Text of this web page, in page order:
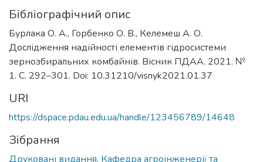
Бібліографічний опис
Бурлака О. А., Горбенко О. В., Келемеш А. О.
Дослідження надійності елементів гідросистеми
зернозбиральних комбайнів. Вісник ПДАА. 2021. №
1. С. 292–301. Doi: 10.31210/visnyk2021.01.37
URI
https://dspace.pdau.edu.ua/handle/123456789/14648
Зібрання
Друковані видання. Кафедра агроінженерії та